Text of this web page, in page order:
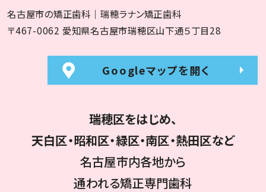
名古屋市の矯正歯科｜瑞穂ラナン矯正歯科
〒467-0062 愛知県名古屋市瑞穂区山下通５丁目28
Googleマップを開く
瑞穂区をはじめ、
天白区・昭和区・緑区・南区・熱田区など
名古屋市内各地から
通われる矯正専門歯科